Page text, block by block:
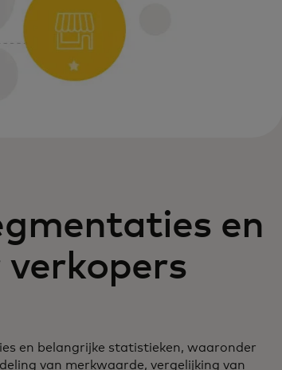
en
en belangrijke statistieken, waaronder
van merkwaarde, vergelijking van